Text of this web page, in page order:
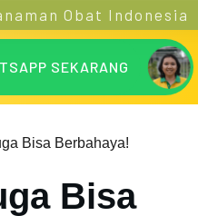
Obat Indonesia
SEKARANG
Bisa Berbahaya!
Bisa